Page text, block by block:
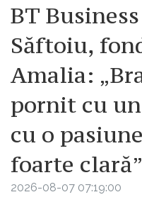
BT
Săftoiu,
Amalia:
pornit cu
cu o
foarte clară”
2026-08-07 07:19:00